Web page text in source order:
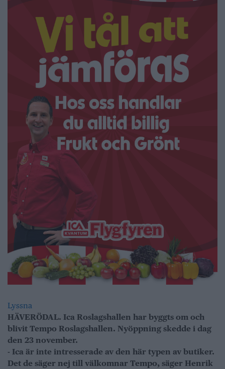
Lyssna
HÄVERÖDAL. Ica Roslagshallen har byggts om och
blivit Tempo Roslagshallen. Nyöppning skedde i dag
den 23 november.
- Ica är inte intresserade av den här typen av butiker.
Det de säger nej till välkomnar Tempo, säger Henrik